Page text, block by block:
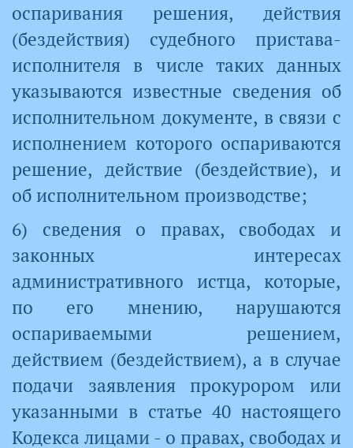
оспаривания решения, действия
(бездействия) судебного пристава-
исполнителя в числе таких данных
указываются известные сведения об
исполнительном документе, в связи с
исполнением которого оспариваются
решение, действие (бездействие), и
об исполнительном производстве;
6) сведения о правах, свободах и
законных интересах
административного истца, которые,
по его мнению, нарушаются
оспариваемыми решением,
действием (бездействием), а в случае
подачи заявления прокурором или
указанными в статье 40 настоящего
Кодекса лицами - о правах, свободах и